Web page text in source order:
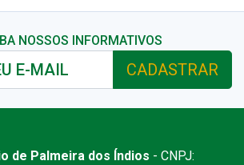
NOSSOS INFORMATIVOS
CADASTRAR
de Palmeira dos Índios - CNPJ: